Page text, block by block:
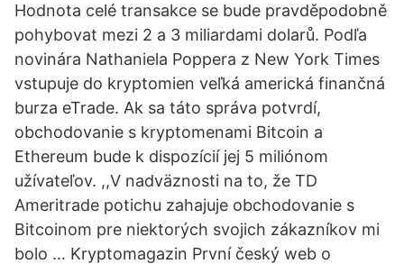
Hodnota celé transakce se bude pravděpodobně
pohybovat mezi 2 a 3 miliardami dolarů. Podľa
novinára Nathaniela Poppera z New York Times
vstupuje do kryptomien veľká americká finančná
burza eTrade. Ak sa táto správa potvrdí,
obchodovanie s kryptomenami Bitcoin a
Ethereum bude k dispozícií jej 5 miliónom
užívateľov. ,,V nadväznosti na to, že TD
Ameritrade potichu zahajuje obchodovanie s
Bitcoinom pre niektorých svojich zákazníkov mi
bolo … Kryptomagazin První český web o